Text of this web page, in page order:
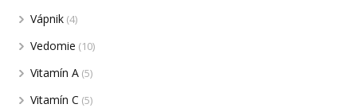
Vápnik (4)
Vedomie (10)
Vitamín A (5)
Vitamín C (5)